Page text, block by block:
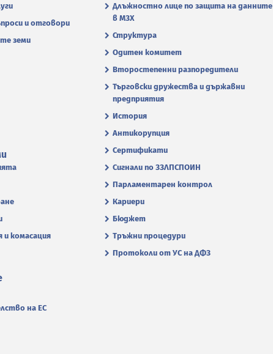
и отговори
земи
Длъжностно лице по защита на данните
в МЗХ
Структура
Одитен комитет
Второстепенни разпоредители
Търговски дружества и държавни
предприятия
История
Антикорупция
Сертификати
Сигнали по ЗЗЛПСПОИН
Парламентарен контрол
Кариери
Бюджет
Тръжни процедури
Протоколи от УС на ДФЗ
комасация
на ЕС